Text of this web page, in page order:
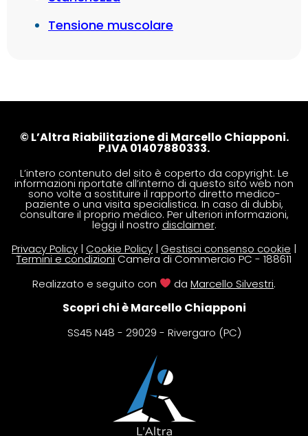
Tensione muscolare
© L’Altra Riabilitazione di Marcello Chiapponi.
P.IVA 01407880333.
L’intero contenuto del sito è coperto da copyright. Le
informazioni riportate all’interno di questo sito web non
sono volte a sostituire il rapporto diretto medico-
paziente o una visita specialistica. In caso di dubbi,
consultare il proprio medico. Per ulteriori informazioni,
leggi il nostro disclaimer.
Privacy Policy | Cookie Policy | Gestisci consenso cookie |
Termini e condizioni Camera di Commercio PC - 188611
Realizzato e seguito con
daMarcello Silvestri.
Scopri chi è Marcello Chiapponi
SS45 N48 - 29029 - Rivergaro (PC)